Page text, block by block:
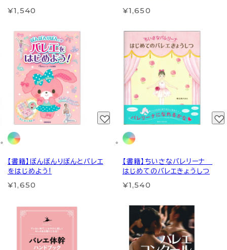
¥1,540 ¥1,650
【書籍】ぼんぼんりぼんとバレエ
をはじめよう!
¥1,650
【書籍】ちいさなバレリーナ
はじめてのバレエきょうしつ
¥1,540